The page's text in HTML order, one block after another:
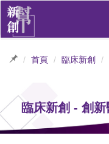
首頁 臨床新創
臨床新創 - 創